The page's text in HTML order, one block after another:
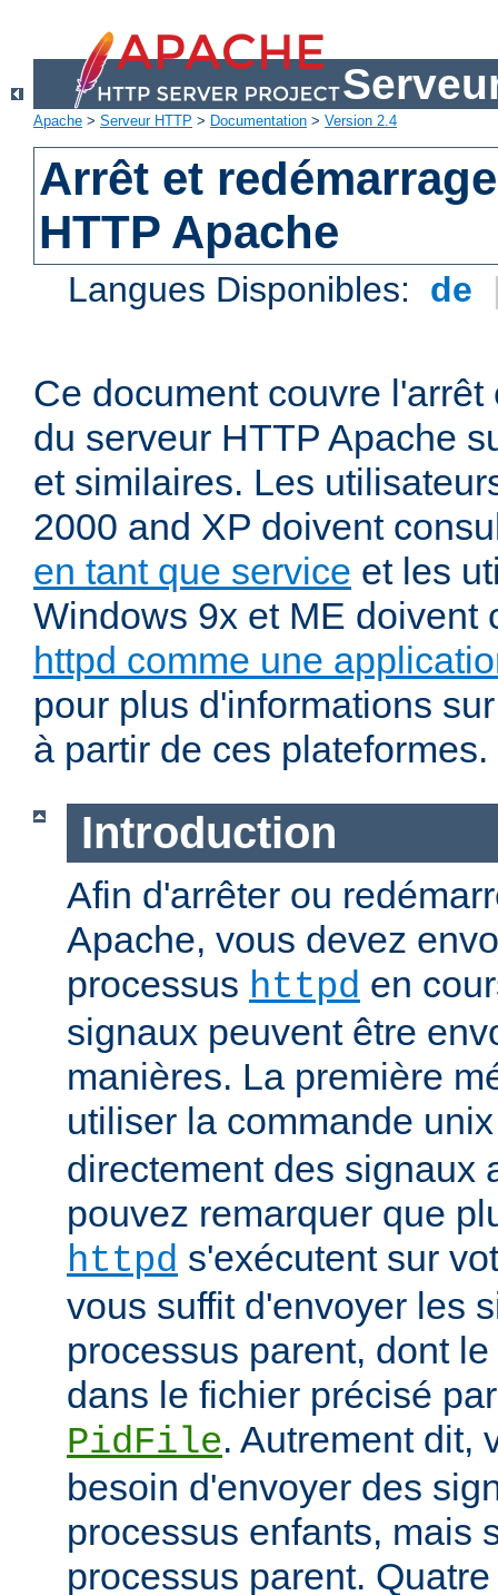
Apache > Serveur HTTP > Documentation > Version 2.4
Arrêt et
HTTP Apache
Langues Disponibles: de
Ce document couvre
du serveur HTTP Apache
et similaires. Les
2000 and XP doivent
en tant que service et les
Windows 9x et ME doivent
httpd comme une
pour plus d'informations
à partir de ces plateformes.
Introduction
Afin d'arrêter ou
Apache, vous devez
processus httpd en
signaux peuvent être
manières. La première
utiliser la commande
directement des signaux
pouvez remarquer que
httpd s'exécutent sur
vous suffit d'envoyer les
processus parent, dont
dans le fichier précisé
PidFile. Autrement dit,
besoin d'envoyer des
processus enfants, mais
processus parent.